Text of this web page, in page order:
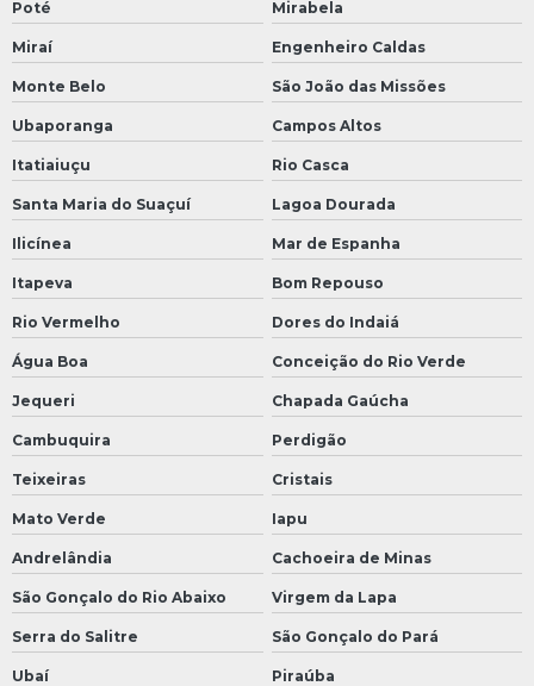
Poté Mirabela
Miraí Engenheiro Caldas
Monte Belo São João das Missões
Ubaporanga Campos Altos
Itatiaiuçu Rio Casca
Santa Maria do Suaçuí Lagoa Dourada
Ilicínea Mar de Espanha
Itapeva Bom Repouso
Rio Vermelho Dores do Indaiá
Água Boa Conceição do Rio Verde
Jequeri Chapada Gaúcha
Cambuquira Perdigão
Teixeiras Cristais
Mato Verde Iapu
Andrelândia Cachoeira de Minas
São Gonçalo do Rio Abaixo Virgem da Lapa
Serra do Salitre São Gonçalo do Pará
Ubaí Piraúba